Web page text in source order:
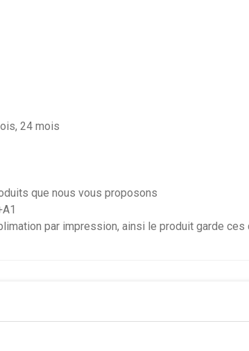
24 mois
que nous vous proposons
par impression, ainsi le produit garde